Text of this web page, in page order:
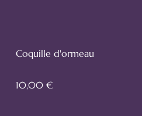
Coquille d'ormeau
10,00 €